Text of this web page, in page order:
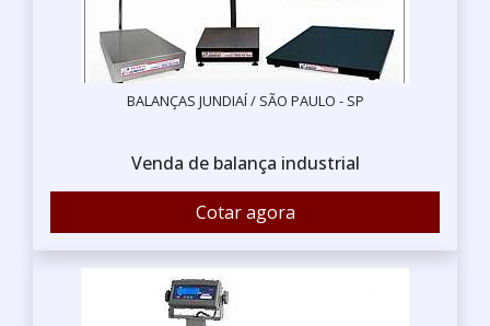
BALANÇAS JUNDIAÍ / SÃO PAULO - SP
Venda de balança industrial
Cotar agora